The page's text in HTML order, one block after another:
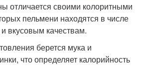
отличается своими колоритными
пельмени находятся в числе
вкусовым качествам.
берется мука и
что определяет калорийность